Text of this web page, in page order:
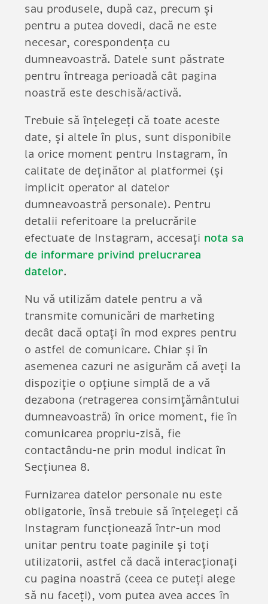
sau produsele, după caz, precum și
pentru a putea dovedi, dacă ne este
necesar, corespondența cu
dumneavoastră. Datele sunt păstrate
pentru întreaga perioadă cât pagina
noastră este deschisă/activă.
Trebuie să înțelegeți că toate aceste
date, și altele în plus, sunt disponibile
la orice moment pentru Instagram, în
calitate de deținător al platformei (și
implicit operator al datelor
dumneavoastră personale). Pentru
detalii referitoare la prelucrările
efectuate de Instagram, accesați nota sa
de informare privind prelucrarea
datelor.
Nu vă utilizăm datele pentru a vă
transmite comunicări de marketing
decât dacă optați în mod expres pentru
o astfel de comunicare. Chiar și în
asemenea cazuri ne asigurăm că aveți la
dispoziție o opțiune simplă de a vă
dezabona (retragerea consimțământului
dumneavoastră) în orice moment, fie în
comunicarea propriu-zisă, fie
contactându-ne prin modul indicat în
Secțiunea 8.
Furnizarea datelor personale nu este
obligatorie, însă trebuie să înțelegeți că
Instagram funcționează într-un mod
unitar pentru toate paginile și toți
utilizatorii, astfel că dacă interacționați
cu pagina noastră (ceea ce puteți alege
să nu faceți), vom putea avea acces în